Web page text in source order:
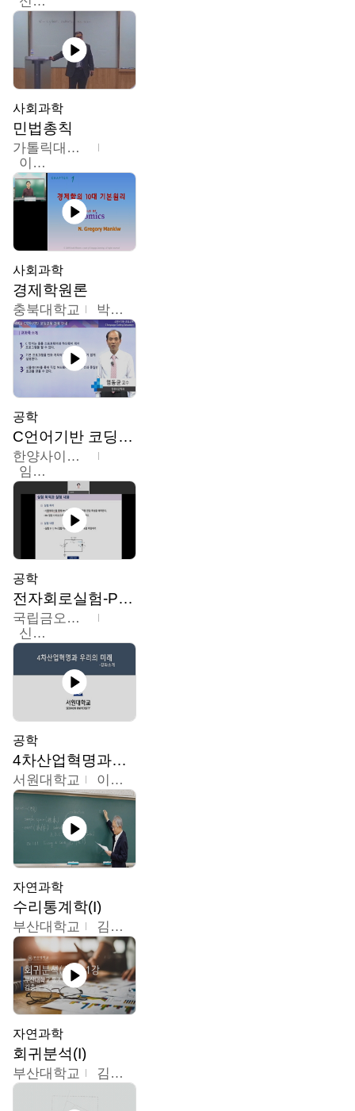
사회과학
민법총칙
가톨릭대학교
이홍민
사회과학
경제학원론
충북대학교 박철호
공학
C언어기반 코딩교육
한양사이버대학교
임동균
공학
전자회로실험-PSPICE 시뮬레이션
국립금오공과대학교
신경욱
공학
4차산업혁명과우리의미래
서원대학교 이병권
자연과학
수리통계학(I)
부산대학교 김충락
자연과학
회귀분석(I)
부산대학교 김충락